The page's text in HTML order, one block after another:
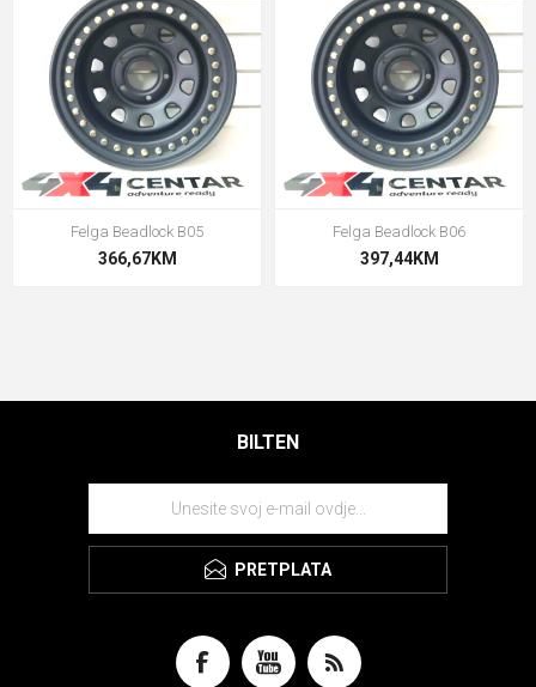
Felga Beadlock B05
366,67KM
Felga Beadlock B06
397,44KM
BILTEN
PRETPLATA